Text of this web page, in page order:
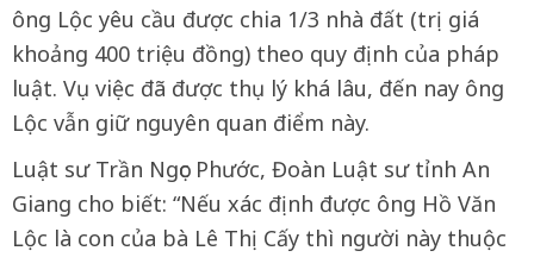
ông Lộc yêu cầu được chia 1/3 nhà đất (trị giá
khoảng 400 triệu đồng) theo quy định của pháp
luật. Vụ việc đã được thụ lý khá lâu, đến nay ông
Lộc vẫn giữ nguyên quan điểm này.
Luật sư Trần Ngọc Phước, Đoàn Luật sư tỉnh An
Giang cho biết: “Nếu xác định được ông Hồ Văn
Lộc là con của bà Lê Thị Cấy thì người này thuộc